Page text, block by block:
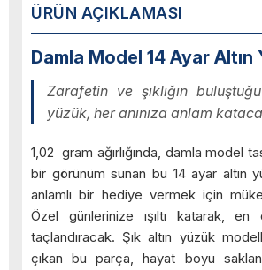
ÜRÜN AÇIKLAMASI
Damla Model 14 Ayar Altın
Zarafetin ve şıklığın
yüzük, her anınıza anlam
1,02 gram ağırlığında, damla model
bir görünüm sunan bu 14 ayar altın
anlamlı bir hediye vermek için
Özel günlerinize ışıltı katarak, en
taçlandıracak. Şık altın yüzük
çıkan bu parça, hayat boyu